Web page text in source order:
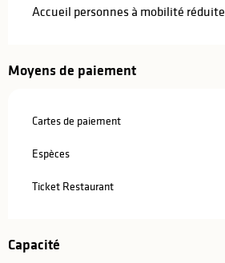
Accueil personnes à mobilité réduite
Moyens de paiement
Cartes de paiement
Espèces
Ticket Restaurant
Capacité